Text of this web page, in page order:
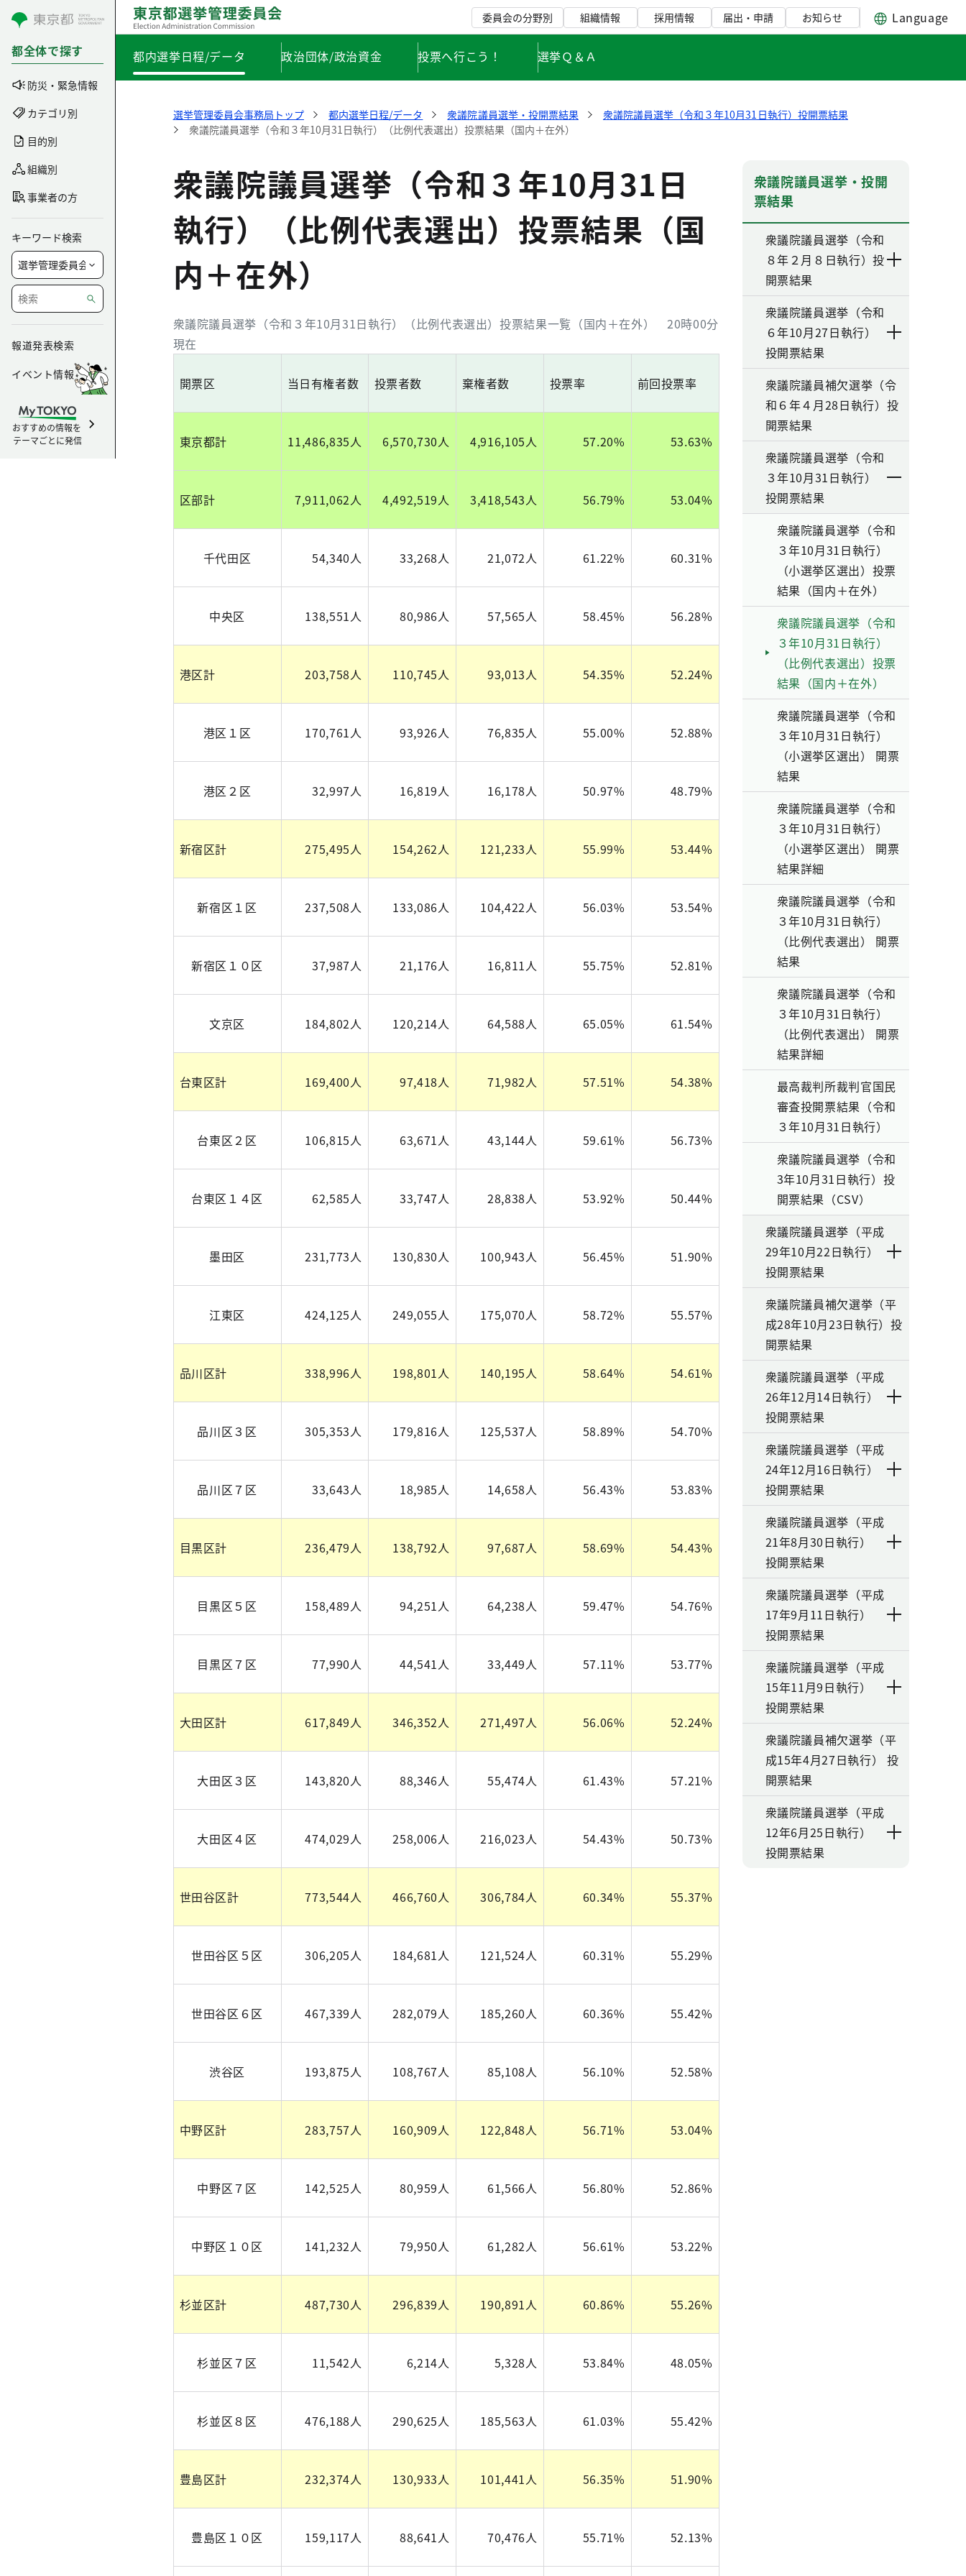
コンテンツにスキップ
都全体で探す
防災・緊急情報
カテゴリ別
目的別
組織別
事業者の方
キーワード検索
報道発表検索
イベント情報
おすすめの情報を
テーマごとに発信
委員会の分野別 組織情報 採用情報 届出・申請 お知らせ Language
都内選挙日程/データ 政治団体/政治資金 投票へ行こう！ 選挙Ｑ＆Ａ
選挙管理委員会事務局トップ 都内選挙日程/データ 衆議院議員選挙・投開票結果
衆議院議員選挙（令和３年10月31日執行）投開票結果
衆議院議員選挙（令和３年10月31日執行）（比例代表選出）投票結果（国内＋在外）
衆議院議員選挙（令和３年10月31日
執行）（比例代表選出）投票結果（国
内＋在外）
衆議院議員選挙（令和３年10月31日執行）（比例代表選出）投票結果一覧（国内＋在外） 20時00分
現在
開票区 当日有権者数 投票者数 棄権者数 投票率 前回投票率
東京都計 11,486,835人 6,570,730人 4,916,105人 57.20% 53.63%
区部計 7,911,062人 4,492,519人 3,418,543人 56.79% 53.04%
千代田区 54,340人 33,268人 21,072人 61.22% 60.31%
中央区 138,551人 80,986人 57,565人 58.45% 56.28%
港区計 203,758人 110,745人 93,013人 54.35% 52.24%
港区１区 170,761人 93,926人 76,835人 55.00% 52.88%
港区２区 32,997人 16,819人 16,178人 50.97% 48.79%
新宿区計 275,495人 154,262人 121,233人 55.99% 53.44%
新宿区１区 237,508人 133,086人 104,422人 56.03% 53.54%
新宿区１０区 37,987人 21,176人 16,811人 55.75% 52.81%
文京区 184,802人 120,214人 64,588人 65.05% 61.54%
台東区計 169,400人 97,418人 71,982人 57.51% 54.38%
台東区２区 106,815人 63,671人 43,144人 59.61% 56.73%
台東区１４区 62,585人 33,747人 28,838人 53.92% 50.44%
墨田区 231,773人 130,830人 100,943人 56.45% 51.90%
江東区 424,125人 249,055人 175,070人 58.72% 55.57%
品川区計 338,996人 198,801人 140,195人 58.64% 54.61%
品川区３区 305,353人 179,816人 125,537人 58.89% 54.70%
品川区７区 33,643人 18,985人 14,658人 56.43% 53.83%
目黒区計 236,479人 138,792人 97,687人 58.69% 54.43%
目黒区５区 158,489人 94,251人 64,238人 59.47% 54.76%
目黒区７区 77,990人 44,541人 33,449人 57.11% 53.77%
大田区計 617,849人 346,352人 271,497人 56.06% 52.24%
大田区３区 143,820人 88,346人 55,474人 61.43% 57.21%
大田区４区 474,029人 258,006人 216,023人 54.43% 50.73%
世田谷区計 773,544人 466,760人 306,784人 60.34% 55.37%
世田谷区５区 306,205人 184,681人 121,524人 60.31% 55.29%
世田谷区６区 467,339人 282,079人 185,260人 60.36% 55.42%
渋谷区 193,875人 108,767人 85,108人 56.10% 52.58%
中野区計 283,757人 160,909人 122,848人 56.71% 53.04%
中野区７区 142,525人 80,959人 61,566人 56.80% 52.86%
中野区１０区 141,232人 79,950人 61,282人 56.61% 53.22%
杉並区計 487,730人 296,839人 190,891人 60.86% 55.26%
杉並区７区 11,542人 6,214人 5,328人 53.84% 48.05%
杉並区８区 476,188人 290,625人 185,563人 61.03% 55.42%
豊島区計 232,374人 130,933人 101,441人 56.35% 51.90%
豊島区１０区 159,117人 88,641人 70,476人 55.71% 52.13%
衆議院議員選挙・投開
票結果
衆議院議員選挙（令和
８年２月８日執行）投
開票結果
衆議院議員選挙（令和
６年10月27日執行）
投開票結果
衆議院議員補欠選挙（令
和６年４月28日執行）投
開票結果
衆議院議員選挙（令和
３年10月31日執行）
投開票結果
衆議院議員選挙（令和
３年10月31日執行）
（小選挙区選出）投票
結果（国内＋在外）
衆議院議員選挙（令和
３年10月31日執行）
（比例代表選出）投票
結果（国内＋在外）
衆議院議員選挙（令和
３年10月31日執行）
（小選挙区選出） 開票
結果
衆議院議員選挙（令和
３年10月31日執行）
（小選挙区選出） 開票
結果詳細
衆議院議員選挙（令和
３年10月31日執行）
（比例代表選出） 開票
結果
衆議院議員選挙（令和
３年10月31日執行）
（比例代表選出） 開票
結果詳細
最高裁判所裁判官国民
審査投開票結果（令和
３年10月31日執行）
衆議院議員選挙（令和
3年10月31日執行）投
開票結果（CSV）
衆議院議員選挙（平成
29年10月22日執行）
投開票結果
衆議院議員補欠選挙（平
成28年10月23日執行）投
開票結果
衆議院議員選挙（平成
26年12月14日執行）
投開票結果
衆議院議員選挙（平成
24年12月16日執行）
投開票結果
衆議院議員選挙（平成
21年8月30日執行）
投開票結果
衆議院議員選挙（平成
17年9月11日執行）
投開票結果
衆議院議員選挙（平成
15年11月9日執行）
投開票結果
衆議院議員補欠選挙（平
成15年4月27日執行） 投
開票結果
衆議院議員選挙（平成
12年6月25日執行）
投開票結果